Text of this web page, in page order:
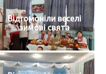
Відгомоніли веселі
зимові свята